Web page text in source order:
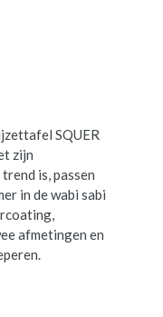
SQUER
zijn
is, passen
in de wabi sabi
afmetingen en